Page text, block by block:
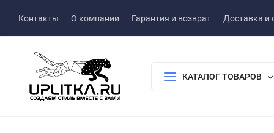
Контакты О компании Гарантия и возврат Доставка и
КАТАЛОГ ТОВАРОВ